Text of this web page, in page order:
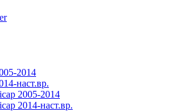
2014
наст.вр.
2005-2014
2014-наст.вр.